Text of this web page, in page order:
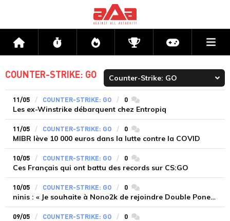
Accueil Flux Directs CompétitionsActu jeux
COUNTER-STRIKE: GO
11/05 COUNTER-STRIKE: GO 0 commentaires
Les ex-Winstrike débarquent chez Entropiq
11/05 COUNTER-STRIKE: GO 0 commentaires
MIBR lève 10 000 euros dans la lutte contre la COVID
10/05 COUNTER-STRIKE: GO 0 commentaires
Ces Français qui ont battu des records sur CS:GO
10/05 COUNTER-STRIKE: GO 0 commentaires
ninis : « Je souhaite à Nono2k de rejoindre Double Poney »
09/05 COUNTER-STRIKE: GO 0 commentaires